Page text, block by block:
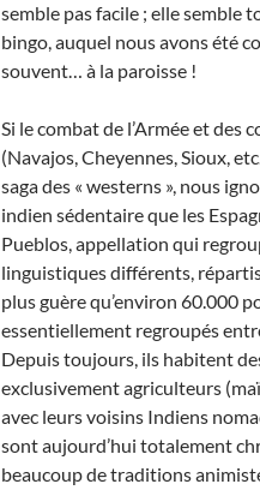
semble pas facile ; elle semble
bingo, auquel nous avons été
souvent… à la paroisse !
Si le combat de l’Armée et des
(Navajos, Cheyennes, Sioux,
saga des « westerns », nous
indien sédentaire que les
Pueblos, appellation qui
linguistiques différents,
plus guère qu’environ 60.000
essentiellement regroupés
Depuis toujours, ils habitent
exclusivement agriculteurs
avec leurs voisins Indiens
sont aujourd’hui totalement
beaucoup de traditions